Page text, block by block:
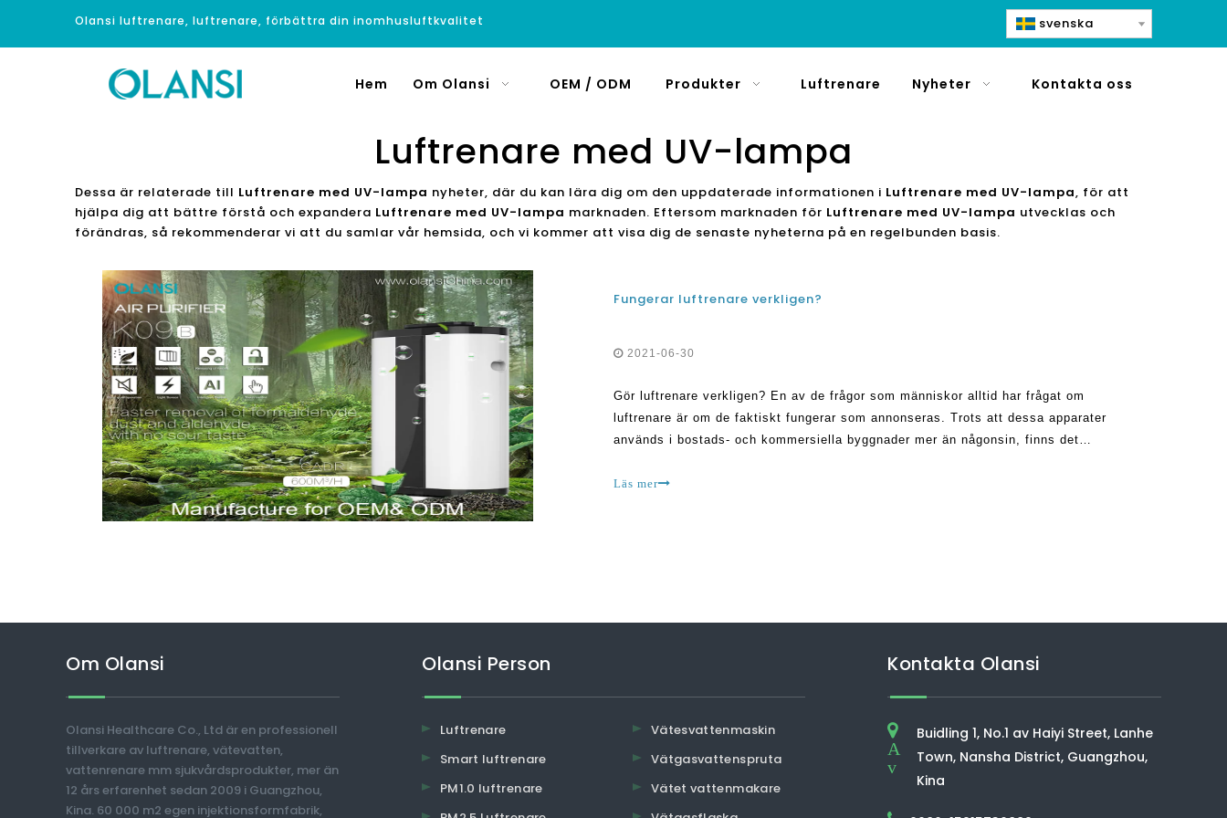
Olansi luftrenare, luftrenare, förbättra din inomhusluftkvalitet svenska
Hem Om Olansi OEM / ODM Produkter Luftrenare Nyheter Kontakta oss
Luftrenare med UV-lampa
Dessa är relaterade till Luftrenare med UV-lampa nyheter, där du kan lära dig om den uppdaterade informationen i Luftrenare med UV-lampa, för att
hjälpa dig att bättre förstå och expandera Luftrenare med UV-lampa marknaden. Eftersom marknaden för Luftrenare med UV-lampa utvecklas och
förändras, så rekommenderar vi att du samlar vår hemsida, och vi kommer att visa dig de senaste nyheterna på en regelbunden basis.
Fungerar luftrenare verkligen?
2021-06-30
Gör luftrenare verkligen? En av de frågor som människor alltid har frågat om
luftrenare är om de faktiskt fungerar som annonseras. Trots att dessa apparater
används i bostads- och kommersiella byggnader mer än någonsin, finns det
Läs mer
Om Olansi
Olansi Healthcare Co., Ltd är en professionell
tillverkare av luftrenare, vätevatten,
vattenrenare mm sjukvårdsprodukter, mer än
12 års erfarenhet sedan 2009 i Guangzhou,
Kina. 60 000 m2 egen injektionsformfabrik,
Olansi Person
Luftrenare
Smart luftrenare
PM1.0 luftrenare
Vätesvattenmaskin
Vätgasvattenspruta
Vätet vattenmakare
Kontakta Olansi
A
v
Buidling 1, No.1 av Haiyi Street, Lanhe
Town, Nansha District, Guangzhou,
Kina